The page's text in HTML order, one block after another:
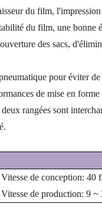
du film,
du film, une bonne
des sacs,
pour éviter de
de mise en forme
rangées sont
Vitesse de conception: 40
Vitesse de production: 9 ~